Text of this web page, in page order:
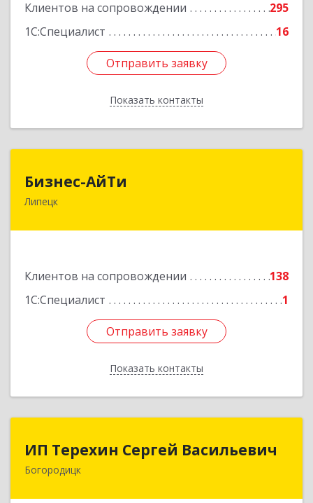
Клиентов на сопровождении
295
1С:Специалист
16
Отправить заявку
Показать контакты
Отправить заявку
Назад
Бизнес-АйТи
Липецк
Клиентов на сопровождении
138
1С:Специалист
1
Отправить заявку
Показать контакты
398008, Липецкая обл, Липецк г, 50 лет НЛМК
Отправить заявку
Назад
ИП Терехин Сергей Васильевич
Богородицк
ИП Терехин Сергей Васильевич
301831, Тульская обл, Богородицкий р-н,